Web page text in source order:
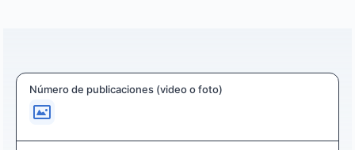
Número de publicaciones (video o foto)